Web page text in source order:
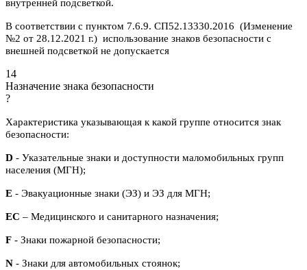
внутренней подсветкой.
В соответствии с пунктом 7.6.9. СП52.13330.2016 (Изменение
№2 от 28.12.2021 г.) использование знаков безопасности с
внешней подсветкой не допускается
14
Назначение знака безопасности
?
Характеристика указывающая к какой группе относится знак
безопасности:
D - Указательные знаки и доступности маломобильных групп
населения (МГН);
E - Эвакуационные знаки (ЭЗ) и ЭЗ для МГН;
ЕС – Медицинского и санитарного назначения;
F - Знаки пожарной безопасности;
N - Знаки для автомобильных стоянок;